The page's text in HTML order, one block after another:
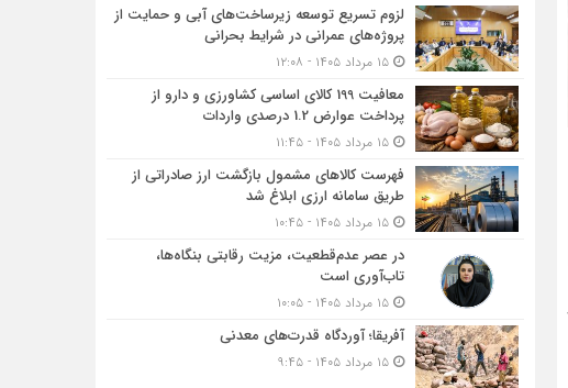
لزوم تسریع توسعه زیرساخت‌های آبی و حمایت از
پروژه‌های عمرانی در شرایط بحرانی
۱۵ مرداد ۱۴۰۵ - ۱۲:۰۸
معافیت 199 کالای اساسی کشاورزی و دارو از
پرداخت عوارض 1.2 درصدی واردات
۱۵ مرداد ۱۴۰۵ - ۱۱:۴۵
فهرست کالاهای مشمول بازگشت ارز صادراتی از
طریق سامانه ارزی ابلاغ شد
۱۵ مرداد ۱۴۰۵ - ۱۰:۴۵
در عصر عدم‌قطعیت، مزیت رقابتی بنگاه‌ها،
تاب‌آوری است
۱۵ مرداد ۱۴۰۵ - ۱۰:۰۵
آفریقا؛ آوردگاه قدرت‌های معدنی
۱۵ مرداد ۱۴۰۵ - ۹:۴۵